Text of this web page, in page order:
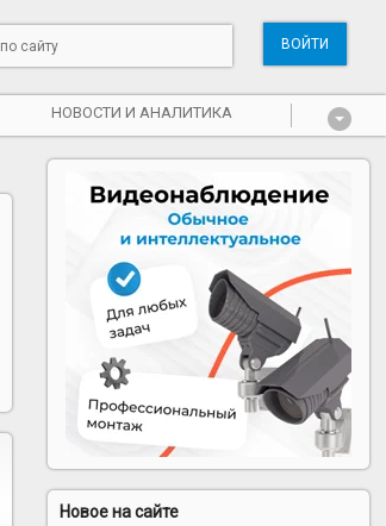
ВОЙТИ
НОВОСТИ И АНАЛИТИКА
Новое на сайте